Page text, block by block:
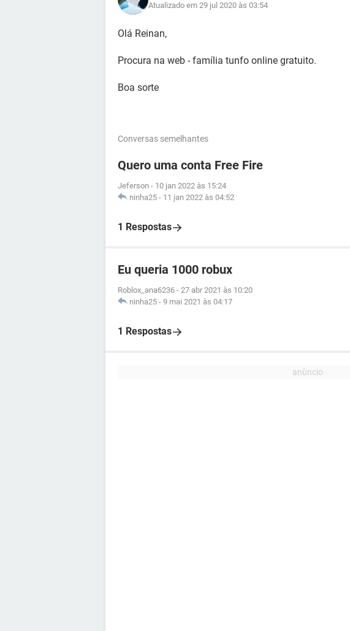
Atualizado em 29 jul 2020 às 03:54
Olá Reinan,
Procura na web - família tunfo online gratuito.
Boa sorte
Conversas semelhantes
Quero uma conta Free Fire
Jeferson - 10 jan 2022 às 15:24
ninha25 - 11 jan 2022 às 04:52
1 Respostas
Eu queria 1000 robux
Roblox_ana6236 - 27 abr 2021 às 10:20
ninha25 - 9 mai 2021 às 04:17
1 Respostas